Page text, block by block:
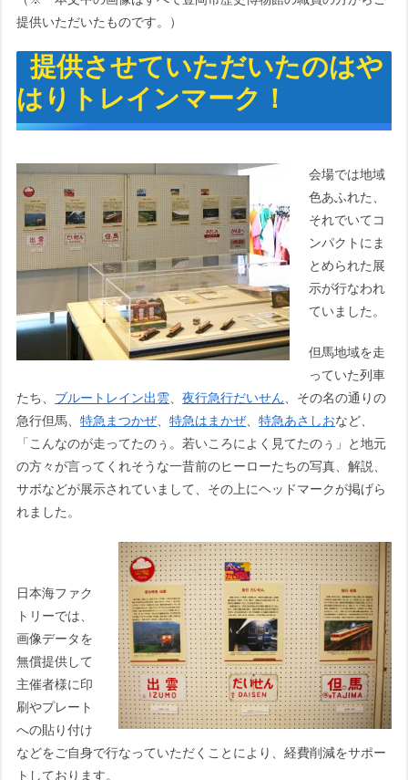
提供いただいたものです。）
提供させていただいたのはや
はりトレインマーク！
会場では地域
色あふれた、
それでいてコ
ンパクトにま
とめられた展
示が行なわれ
ていました。
但馬地域を走
っていた列車
たち、 ブルートレイン出雲 、夜行急行だいせん 、その名の通りの
急行但馬、特急まつかぜ、特急はまかぜ、特急あさしおなど、
「こんなのが走ってたのぅ。若いころによく見てたのぅ」と地元
の方々が言ってくれそうな一昔前のヒーローたちの写真、解説、
サボなどが展示されていまして、その上にヘッドマークが掲げら
れました。
日本海ファク
トリーでは、
画像データを
無償提供して
主催者様に印
刷やプレート
への貼り付け
などをご自身で行なっていただくことにより、経費削減をサポー
トしております。